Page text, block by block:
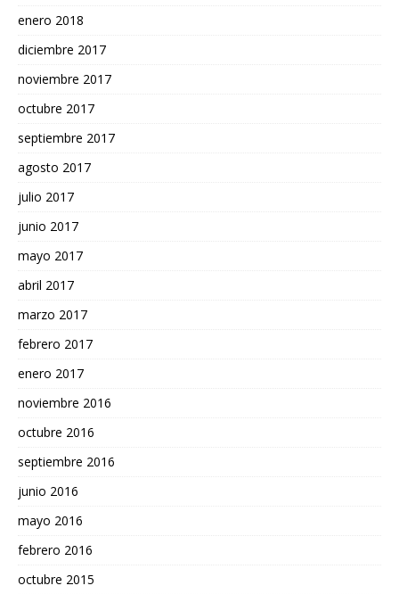
enero 2018
diciembre 2017
noviembre 2017
octubre 2017
septiembre 2017
agosto 2017
julio 2017
junio 2017
mayo 2017
abril 2017
marzo 2017
febrero 2017
enero 2017
noviembre 2016
octubre 2016
septiembre 2016
junio 2016
mayo 2016
febrero 2016
octubre 2015